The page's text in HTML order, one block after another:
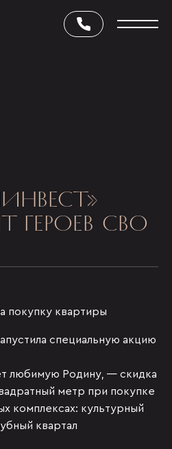
ГЕРОЕВ СВО
покупку квартиры
специальную акцию
любимую Родину, — скидка
метр при покупке
комплексах: культурный
квартал